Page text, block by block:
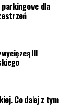
dla
III
Co dalej z tym